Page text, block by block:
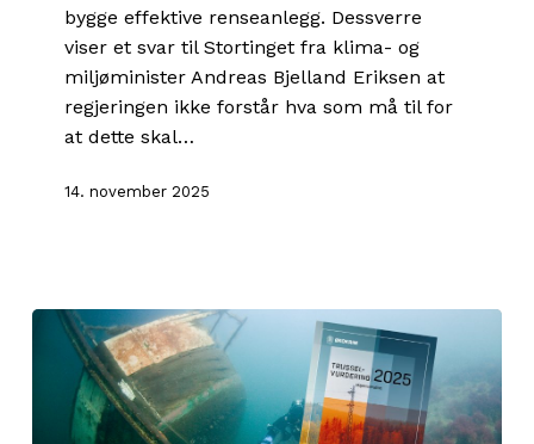
bygge effektive renseanlegg. Dessverre
viser et svar til Stortinget fra klima- og
miljøminister Andreas Bjelland Eriksen at
regjeringen ikke forstår hva som må til for
at dette skal…
14. november 2025